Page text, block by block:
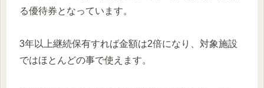
る優待券となっています。
3年以上継続保有すれば金額は2倍になり、対象施設
ではほとんどの事で使えます。